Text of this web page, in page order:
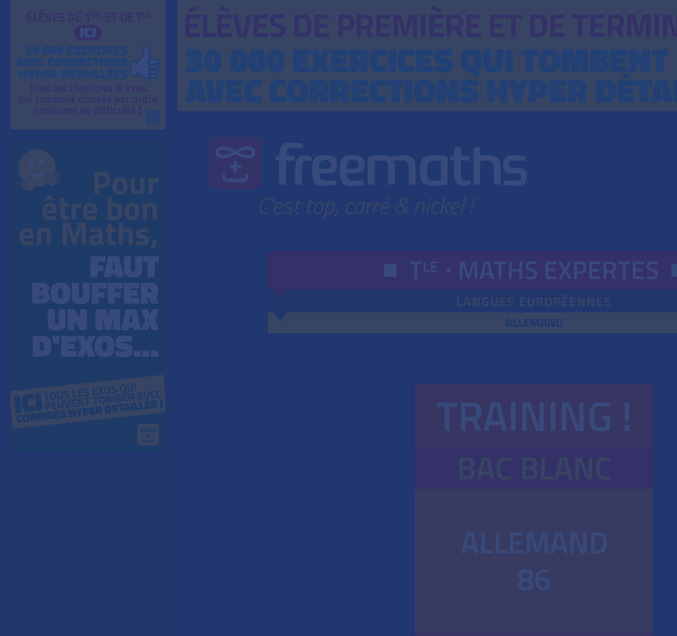
TLE ⋅ MATHS EXPERTES
TRAINING !
ALLEMAND
86